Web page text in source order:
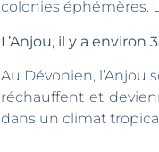
colonies éphémères.
L’Anjou, il y a environ
Au Dévonien, l’Anjou sort sa
réchauffent et
dans un climat